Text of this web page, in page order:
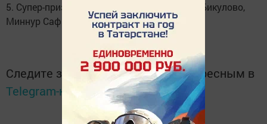
5. Супер-приз - МИКРОВОЛНОВАЯ ПЕЧЬ - д. Бикулово,
Миннур Сафиуллина.
Следите за самым важным и интересным в
Telegram-канале
Татмедиа